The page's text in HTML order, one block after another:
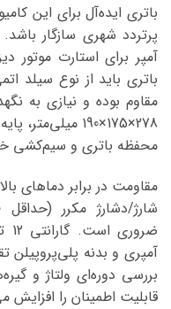
آمپر برای استارت
باتری باید از نوع سیلد
278×175×190
محفظه باتری و سیم‌کشی
آمپری و بدنه
بررسی دوره‌ای ولتاژ و
قابلیت اطمینان را